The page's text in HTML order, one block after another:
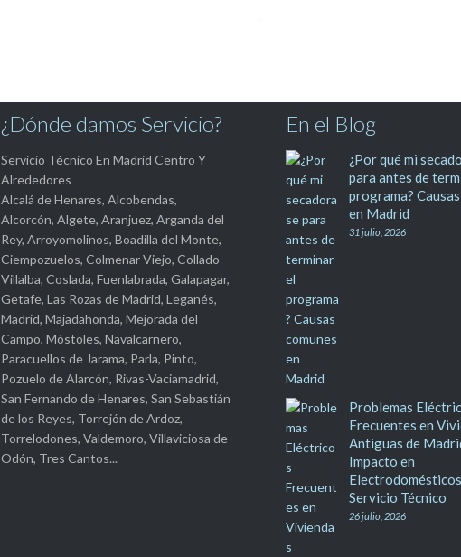
¿Dónde damos Servicio?
Servicio Técnico En Madrid Centro Y
Alrededores
Alcalá de Henares, Alcobendas,
Alcorcón, Algete, Aranjuez, Arganda del
Rey, Arroyomolinos, Boadilla del Monte,
Ciempozuelos, Colmenar Viejo, Collado
Villalba, Coslada, Fuenlabrada, Galapagar,
Getafe, Las Rozas de Madrid, Leganés,
Madrid, Majadahonda, Mejorada del
Campo, Móstoles, Navalcarnero,
Paracuellos de Jarama, Parla, Pinto,
Pozuelo de Alarcón, Rivas-Vaciamadrid,
San Fernando de Henares, San Sebastián
de los Reyes, Torrejón de Ardoz,
Torrelodones, Valdemoro, Villaviciosa de
Odón, Tres Cantos...
En el Blog
¿Por qué mi
para antes de
programa?
en Madrid
31 julio, 2026
Problemas
Frecuentes en
Antiguas de
Impacto en
Servicio Técnico
26 julio, 2026